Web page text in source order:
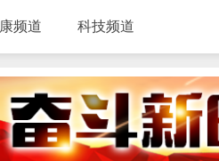
频道 科技频道